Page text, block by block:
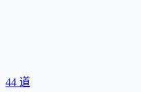
44 道